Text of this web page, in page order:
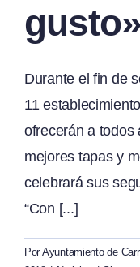
gusto»
Durante el fin de
11
ofrecerán a todos
mejores tapas y
celebrará sus
“Con [...]
Por Ayuntamiento de